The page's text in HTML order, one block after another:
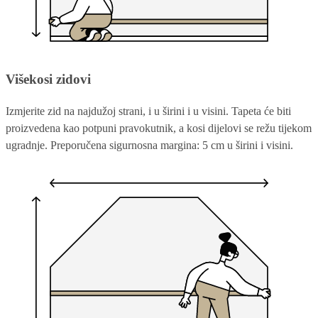
Višekosi zidovi
Izmjerite zid na najdužoj strani, i u širini i u visini. Tapeta će biti
proizvedena kao potpuni pravokutnik, a kosi dijelovi se režu tijekom
ugradnje. Preporučena sigurnosna margina: 5 cm u širini i visini.